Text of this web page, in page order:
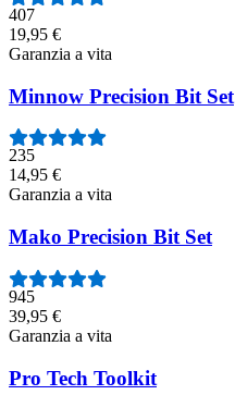
407
19,95 €
Garanzia a vita
Minnow Precision Bit Set
235
14,95 €
Garanzia a vita
Mako Precision Bit Set
945
39,95 €
Garanzia a vita
Pro Tech Toolkit